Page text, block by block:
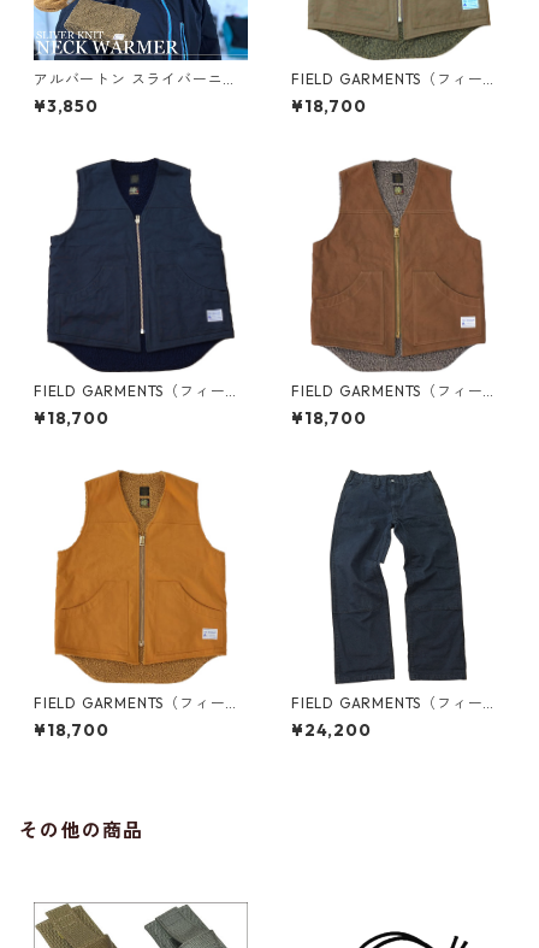
アルバートン スライバーニッ
トネックウォーマー
¥3,850
FIELD GARMENTS（フィール
ド ガーメンツ）/ VEST（ベス
ト）/UMA KHAKI（UMAカー
¥18,700
FIELD GARMENTS（フィール
ド ガーメンツ）/ VEST（ベス
ト）/NAVY（ネイビー）
¥18,700
FIELD GARMENTS（フィール
ド ガーメンツ）/ VEST（ベス
ト）/BRITISH ARMY（ブリテ
¥18,700
FIELD GARMENTS（フィール
ド ガーメンツ）/ VEST（ベス
ト）/CAMEL（キャメル）
¥18,700
FIELD GARMENTS（フィール
ド ガーメンツ）/ PANTS（パ
ンツ）/NAVY（ネイビー）
¥24,200
その他の商品